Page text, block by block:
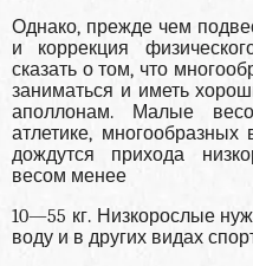
Однако, прежде чем
и коррекция
сказать о том, что
заниматься и иметь
аполлонам. Малые
атлетике,
дождутся прихода
весом менее
10—55 кг. Низкорослые
воду и в других видах